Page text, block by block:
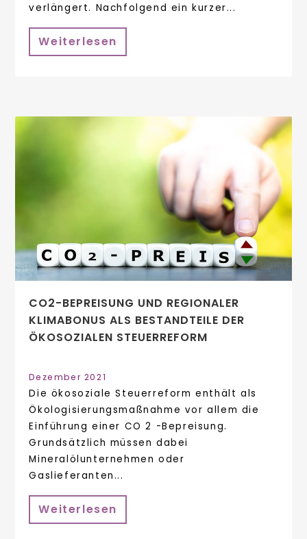
verlängert. Nachfolgend ein kurzer...
Weiterlesen
CO2-BEPREISUNG UND REGIONALER
KLIMABONUS ALS BESTANDTEILE DER
ÖKOSOZIALEN STEUERREFORM
Dezember 2021
Die ökosoziale Steuerreform enthält als
Ökologisierungsmaßnahme vor allem die
Einführung einer CO 2 -Bepreisung.
Grundsätzlich müssen dabei
Mineralölunternehmen oder
Gaslieferanten...
Weiterlesen